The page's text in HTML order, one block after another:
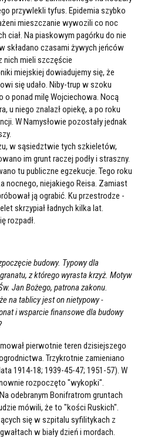
przywlekli tyfus. Epidemia szybko
mieszczanie wywozili co noc
ciał. Na piaskowym pagórku do nie
składano czasami żywych jeńców
nich mieli szczęście
miejskiej dowiadujemy się, że
się udało. Niby-trup w szoku
o ponad milę Wojciechowa. Nocą
u niego znalazł opiekę, a po roku
W Namysłowie pozostały jednak
w sąsiedztwie tych szkieletów,
im grunt raczej podły i straszny.
tu publiczne egzekucje. Tego roku
nocnego, niejakiego Reisa. Zamiast
ją ograbić. Ku przestrodze -
skrzypiał ładnych kilka lat.
rozpadł.
budowy. Typowy dla
z którego wyrasta krzyż. Motyw
Jan Bożego, patrona zakonu.
na tablicy jest on nietypowy -
i wsparcie finansowe dla budowy
pierwotnie teren dzisiejszego
Trzykrotnie zamieniano
1914-18; 1939-45-47; 1951-57). W
rozpoczęto "wykopki".
odebranym Bonifratrom gruntach
mówili, że to "kości Ruskich".
się w szpitalu syfilitykach z
w biały dzień i mordach.